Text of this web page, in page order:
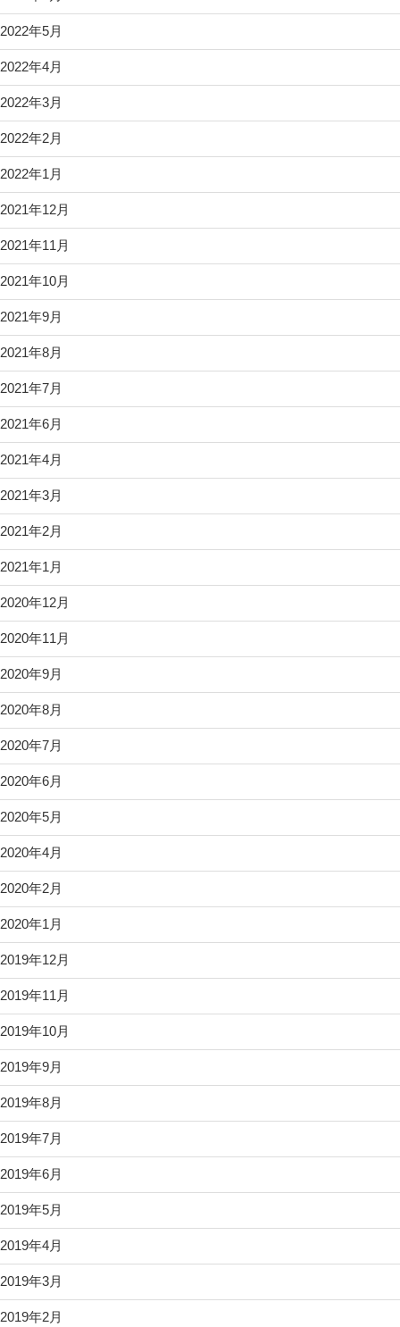
2022年5月
2022年4月
2022年3月
2022年2月
2022年1月
2021年12月
2021年11月
2021年10月
2021年9月
2021年8月
2021年7月
2021年6月
2021年4月
2021年3月
2021年2月
2021年1月
2020年12月
2020年11月
2020年9月
2020年8月
2020年7月
2020年6月
2020年5月
2020年4月
2020年2月
2020年1月
2019年12月
2019年11月
2019年10月
2019年9月
2019年8月
2019年7月
2019年6月
2019年5月
2019年4月
2019年3月
2019年2月